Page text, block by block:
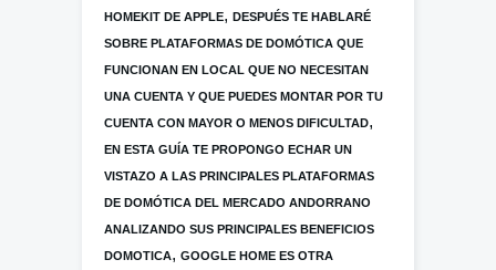
HOMEKIT DE APPLE, DESPUÉS TE HABLARÉ
SOBRE PLATAFORMAS DE DOMÓTICA QUE
FUNCIONAN EN LOCAL QUE NO NECESITAN
UNA CUENTA Y QUE PUEDES MONTAR POR TU
CUENTA CON MAYOR O MENOS DIFICULTAD,
EN ESTA GUÍA TE PROPONGO ECHAR UN
VISTAZO A LAS PRINCIPALES PLATAFORMAS
DE DOMÓTICA DEL MERCADO ANDORRANO
ANALIZANDO SUS PRINCIPALES BENEFICIOS
DOMOTICA, GOOGLE HOME ES OTRA